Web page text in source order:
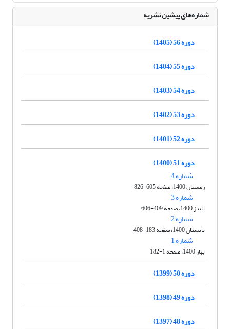
شماره‌های پیشین نشریه
دوره 56 (1405)
دوره 55 (1404)
دوره 54 (1403)
دوره 53 (1402)
دوره 52 (1401)
دوره 51 (1400)
شماره 4
زمستان 1400، صفحه 605-826
شماره 3
پاییز 1400، صفحه 409-606
شماره 2
تابستان 1400، صفحه 183-408
شماره 1
بهار 1400، صفحه 1-182
دوره 50 (1399)
دوره 49 (1398)
دوره 48 (1397)